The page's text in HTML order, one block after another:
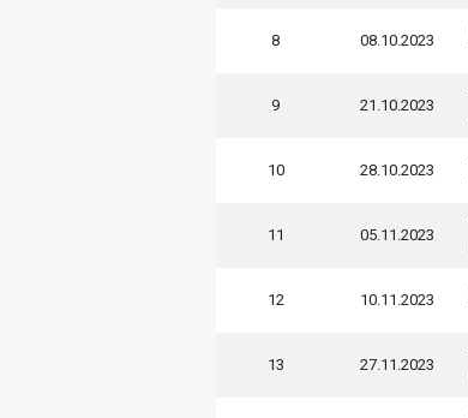
8 08.10.2023
9 21.10.2023
10 28.10.2023
11 05.11.2023
12 10.11.2023
13 27.11.2023